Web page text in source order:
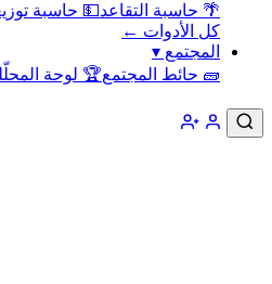
🌴 حاسبة التقاعد💵 حاسبة
كل الأدوات ←
المجتمع ▾
🧱 حائط المجتمع🏆 لوحة